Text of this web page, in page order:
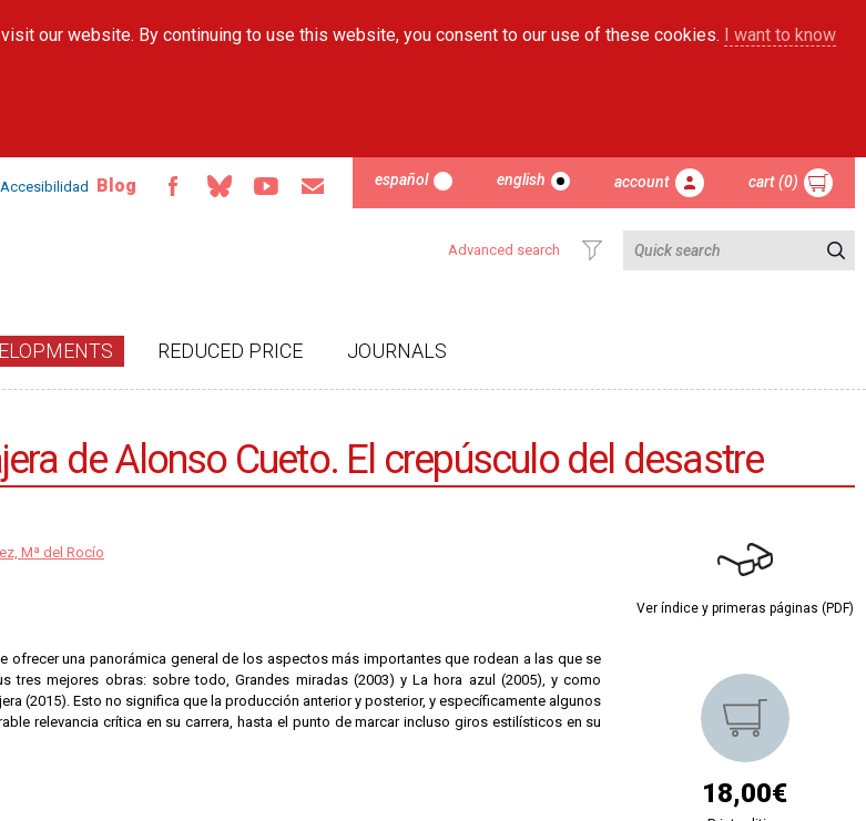
main
our website. By continuing to use this website, you consent to our use of these cookies. I want to know
Accesibilidad Blog español english account cart (0)
Advanced search
REDUCED PRICE JOURNALS
de Alonso Cueto. El crepúsculo del desastre
Mª del Rocío
ofrecer una panorámica general de los aspectos más importantes que rodean a las que se
tres mejores obras: sobre todo, Grandes miradas (2003) y La hora azul (2005), y como
(2015). Esto no significa que la producción anterior y posterior, y específicamente algunos
relevancia crítica en su carrera, hasta el punto de marcar incluso giros estilísticos en su
Ver índice y primeras páginas (PDF)
18,00€